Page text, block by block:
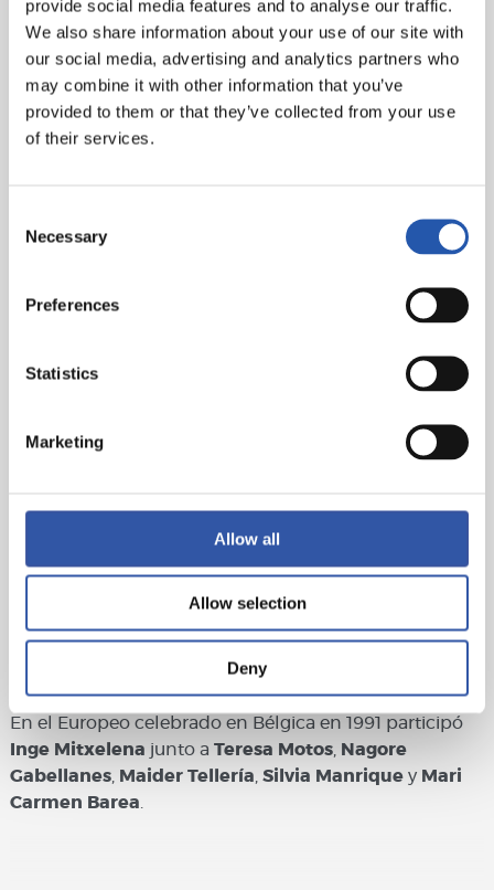
provide social media features and to analyse our traffic.
We also share information about your use of our site with
our social media, advertising and analytics partners who
may combine it with other information that you’ve
provided to them or that they’ve collected from your use
of their services.
Selection
Necessary
Preferences
Statistics
Marketing
Allow all
Allow selection
Deny
Olímpicos de Barcelona 92, 5 jugadoras de la Real
Sociedad, obtuvieron la medalla de oro:Teresa Motos
Maider Tellería
Mari Carmen Barea. Las cinco junto a las
obtuvieron la Insignia de Oro de la Real Sociedad.
En el Europeo celebrado en Bélgica en 1991 participó
Inge Mitxelena junto a Teresa Motos,
Nagore
Gabellanes, Maider Tellería Silvia Manriquey Mari
Carmen Barea